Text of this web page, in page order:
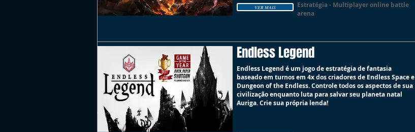
VER MAIS
Estratégia - Multiplayer online battle
arena
Endless Legend
Endless Legend é um jogo de estratégia de fantasia
baseado em turnos em 4x dos criadores de Endless Space e
Dungeon of the Endless. Controle todos os aspectos de sua
civilização enquanto luta para salvar seu planeta natal
Auriga. Crie sua própria lenda!